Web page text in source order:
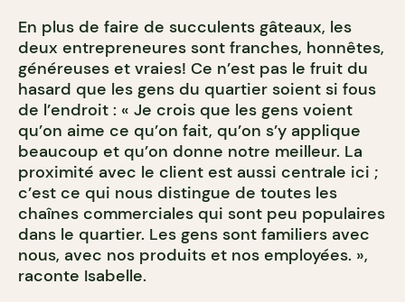
En plus de faire de succulents gâteaux, les
deux entrepreneures sont franches, honnêtes,
généreuses et vraies! Ce n’est pas le fruit du
hasard que les gens du quartier soient si fous
de l’endroit : « Je crois que les gens voient
qu’on aime ce qu’on fait, qu’on s’y applique
beaucoup et qu’on donne notre meilleur. La
proximité avec le client est aussi centrale ici ;
c’est ce qui nous distingue de toutes les
chaînes commerciales qui sont peu populaires
dans le quartier. Les gens sont familiers avec
nous, avec nos produits et nos employées. »,
raconte Isabelle.